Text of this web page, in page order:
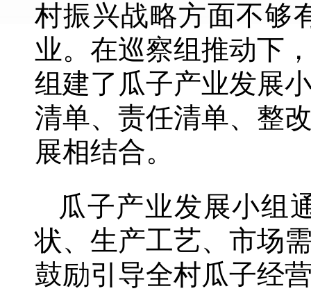
村振兴战略方面不够
业。在巡察组推动下
组建了瓜子产业发展
清单、责任清单、整
展相结合。
瓜子产业发展小组
状、生产工艺、市场
鼓励引导全村瓜子经